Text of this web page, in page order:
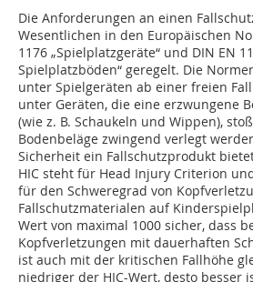
Die Anforderungen an einen
Wesentlichen in den Europäischen
1176 „Spielplatzgeräte“ und DIN EN
Spielplatzböden“ geregelt. Die
unter Spielgeräten ab einer freien
unter Geräten, die eine erzwungene
(wie z. B. Schaukeln und Wippen),
Bodenbeläge zwingend verlegt
Sicherheit ein Fallschutzprodukt
HIC steht für Head Injury Criterion
für den Schweregrad von
Fallschutzmaterialen auf
Wert von maximal 1000 sicher, dass
Kopfverletzungen mit dauerhaften
ist auch mit der kritischen Fallhöhe
niedriger der HIC-Wert, desto besser